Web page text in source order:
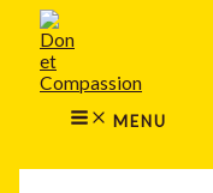
Aller
contenu
MENU